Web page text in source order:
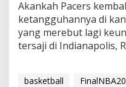
Akankah Pacers
ketangguhannya di
yang merebut lagi
tersaji di Indianapolis,
basketball